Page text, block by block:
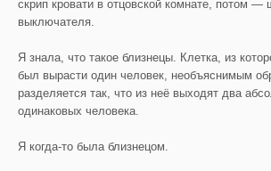
скрип кровати в отцовской комнате, потом —
выключателя.
Я знала, что такое близнецы. Клетка, из
был вырасти один человек, необъяснимым
разделяется так, что из неё выходят два
одинаковых человека.
Я когда-то была близнецом.